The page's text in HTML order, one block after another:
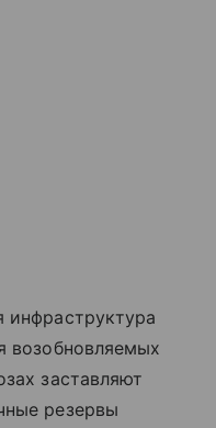
инфраструктура
возобновляемых
заставляют
резервы